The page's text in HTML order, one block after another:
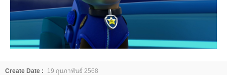
Create Date :
19 กุมภาพันธ์ 2568